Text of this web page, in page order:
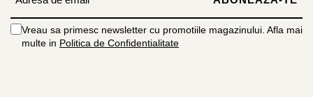
Vreau sa primesc newsletter cu promotiile magazinului. Afla mai
multe in Politica de Confidentialitate